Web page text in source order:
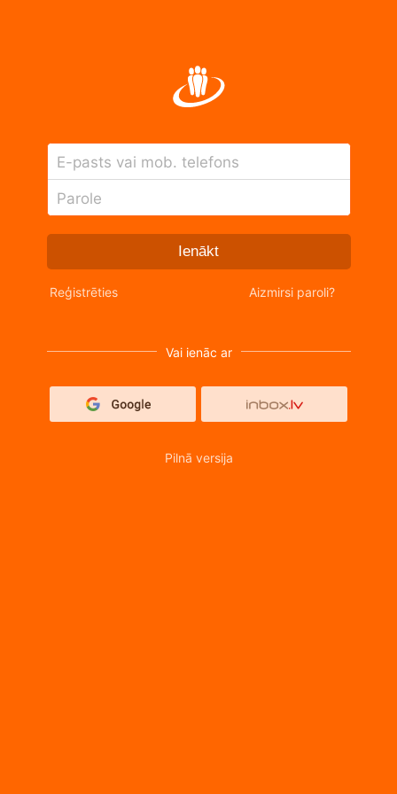
E-pasts vai mob. telefons
Parole
Ienākt
Reģistrēties Aizmirsi paroli?
Vai ienāc ar
Pilnā versija